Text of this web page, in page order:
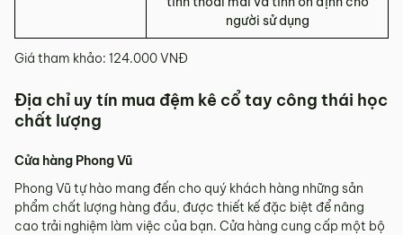
người sử dụng
Giá tham khảo: 124.000 VNĐ
Địa chỉ uy tín mua đệm kê cổ tay công thái học
chất lượng
Cửa hàng Phong Vũ
Phong Vũ tự hào mang đến cho quý khách hàng những sản
phẩm chất lượng hàng đầu, được thiết kế đặc biệt để nâng
cao trải nghiệm làm việc của bạn. Cửa hàng cung cấp một bộ